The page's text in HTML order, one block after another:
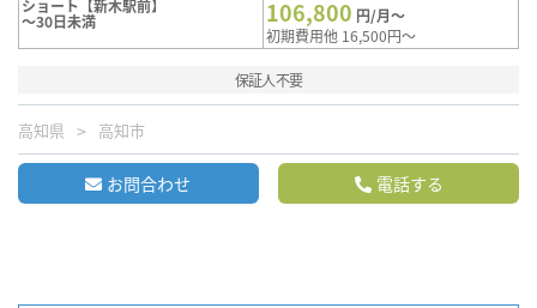
ショート【新木駅前】
～30日未満 106,800 円/月～
初期費用他 16,500円～
保証人不要
高知県 高知市
お問合わせ 電話する